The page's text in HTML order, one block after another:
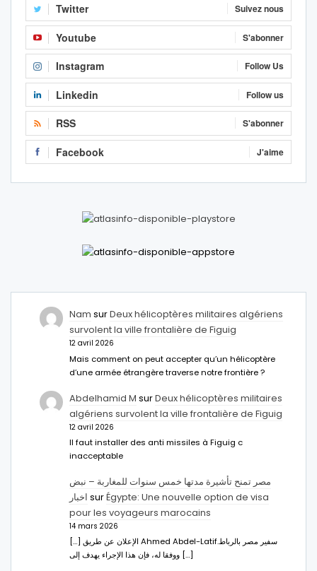
Twitter Suivez nous
Youtube S'abonner
Instagram Follow Us
Linkedin Follow us
RSS S'abonner
Facebook J'aime
Nam surDeux hélicoptères militaires algériens
survolent la ville frontalière de Figuig
12 avril 2026
Mais comment on peut accepter qu’un hélicoptère
d’une armée étrangère traverse notre frontière ?
Abdelhamid M surDeux hélicoptères militaires
algériens survolent la ville frontalière de Figuig
12 avril 2026
Il faut installer des anti missiles à Figuig c
inacceptable
مصر تمنح تأشيرة مدتها خمس سنوات للمغاربة – نبض
اخبار surÉgypte: Une nouvelle option de visa
pour les voyageurs marocains
14 mars 2026
[…] الإعلان عن طريق Ahmed Abdel-Latifسفير مصر بالرباط.
ووفقا له، فإن هذا الإجراء يهدف إلى […]